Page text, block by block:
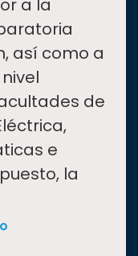
a la
así como a
de
e
la